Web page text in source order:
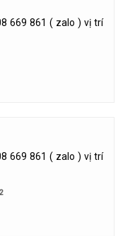
669 861 ( zalo ) vị trí
669 861 ( zalo ) vị trí
2